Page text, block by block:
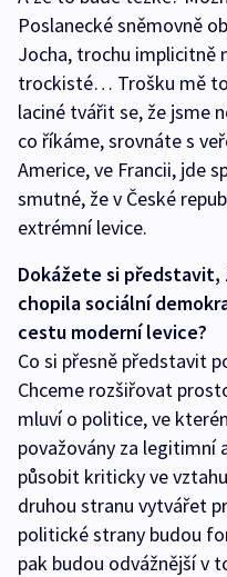
Poslanecké sněmovně
Jocha, trochu implicitně
trockisté… Trošku mě
laciné tvářit se, že jsme
co říkáme, srovnáte s
Americe, ve Francii, jde
smutné, že v České
extrémní levice.
Dokážete si představit,
chopila sociální
cestu moderní levice?
Co si přesně představit
Chceme rozšiřovat
mluví o politice, ve
považovány za legitimní
působit kriticky ve
druhou stranu vytvářet
politické strany budou
pak budou odvážnější v